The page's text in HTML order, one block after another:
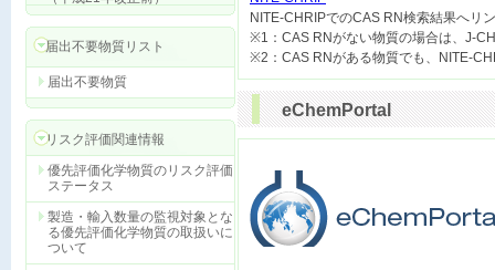
届出不要物質リスト
届出不要物質
リスク評価関連情報
優先評価化学物質のリスク評価
ステータス
製造・輸入数量の監視対象とな
る優先評価化学物質の取扱いに
ついて
NITE-CHRIPでのCAS RN検索結果へリ
※1：CAS RNがない物質の場合は、J-
eChemPortal